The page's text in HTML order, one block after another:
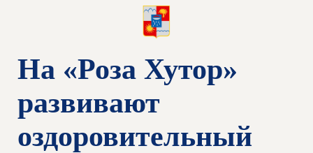
На «Роза Хутор»
развивают
оздоровительный